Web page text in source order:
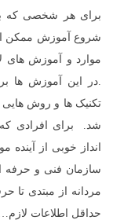
برای هر شخصی که
شروع آموزش ممکن
موارد و آموزش های
.در این آموزش ها
تکنیک ها و روش هایی
شد. برای افرادی
انداز خوبی از
سازمان فنی و حرفه
مردانه از مبتدی تا
حداقل اطلاعات لازم…